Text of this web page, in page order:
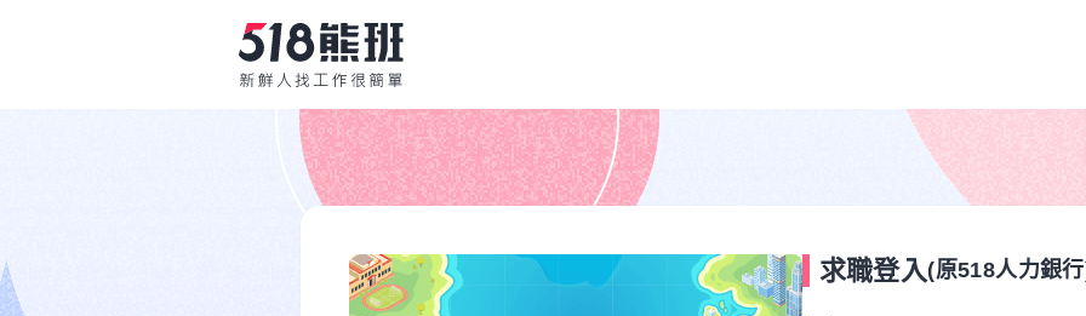
求職登入(原518人力銀